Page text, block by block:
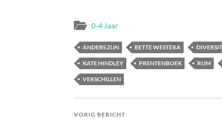
0-4 Jaar
ANDERS ZIJN BETTE WESTERA
KATE HINDLEY PRENTENBOEK RIJM
VERSCHILLEN
VORIG BERICHT